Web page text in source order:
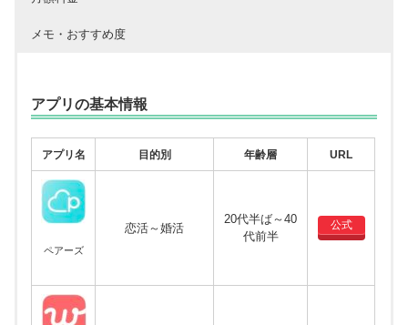
メモ・おすすめ度
アプリの基本情報
アプリ名 目的別 年齢層 URL
ペアーズ
恋活～婚活
20代半ば～40
代前半
公式